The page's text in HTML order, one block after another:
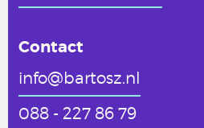
Contact
info@bartosz.nl
088 - 227 86 79